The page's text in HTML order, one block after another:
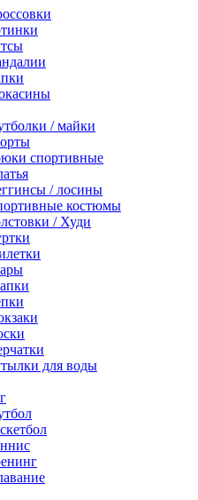
/ майки
спортивные
/ лосины
костюмы
/ Худи
для воды